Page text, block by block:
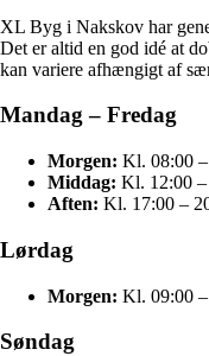
XL Byg i Nakskov har
Det er altid en god idé at
kan variere afhængigt af
Mandag – Fredag
Morgen: Kl. 08:00
Middag: Kl. 12:00
Aften: Kl. 17:00 –
Lørdag
Morgen: Kl. 09:00
Søndag